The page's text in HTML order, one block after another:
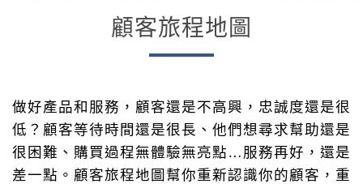
顧客旅程地圖
做好產品和服務，顧客還是不高興，忠誠度還是很
低？顧客等待時間還是很長、他們想尋求幫助還是
很困難、購買過程無體驗無亮點…服務再好，還是
差一點。顧客旅程地圖幫你重新認識你的顧客，重